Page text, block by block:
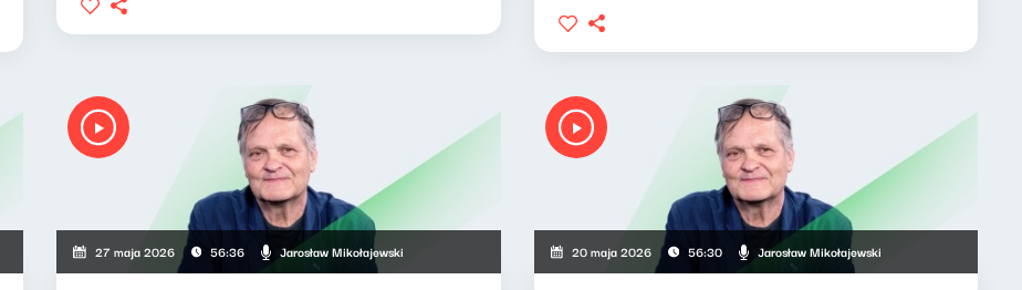
27 maja 2026 56:36 Jarosław Mikołajewski 20 maja 2026 56:30 Jarosław Mikołajewski